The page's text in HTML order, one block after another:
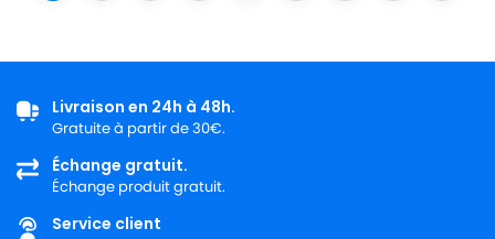
Livraison en 24h à 48h.
Gratuite à partir de 30€.
Échange gratuit.
Échange produit gratuit.
Service client